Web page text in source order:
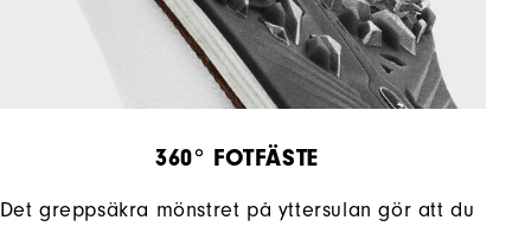
360° FOTFÄSTE
Det greppsäkra mönstret på yttersulan gör att du